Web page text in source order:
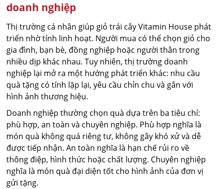
doanh nghiệp
Thị trường cá nhân giúp giỏ trái cây Vitamin House phát
triển nhờ tính linh hoạt. Người mua có thể chọn giỏ cho
gia đình, bạn bè, đồng nghiệp hoặc người thân trong
nhiều dịp khác nhau. Tuy nhiên, thị trường doanh
nghiệp lại mở ra một hướng phát triển khác: nhu cầu
quà tặng có tính lặp lại, yêu cầu chỉn chu và gắn với
hình ảnh thương hiệu.
Doanh nghiệp thường chọn quà dựa trên ba tiêu chí:
phù hợp, an toàn và chuyên nghiệp. Phù hợp nghĩa là
món quà không quá riêng tư, không gây khó xử và dễ
được tiếp nhận. An toàn nghĩa là hạn chế rủi ro về
thông điệp, hình thức hoặc chất lượng. Chuyên nghiệp
nghĩa là món quà đại diện tốt cho hình ảnh của đơn vị
gửi tặng.